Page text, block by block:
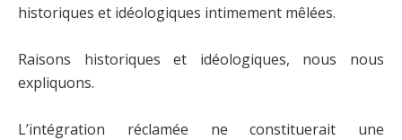
historiques et idéologiques intimement mêlées.
Raisons historiques et idéologiques, nous nous
expliquons.
L’intégration réclamée ne constituerait une